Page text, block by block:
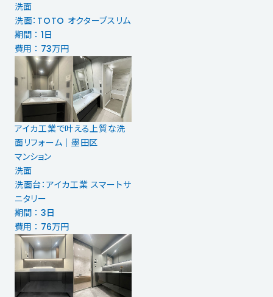
洗面
洗面：TOTO オクターブスリム
期間 ： 1日
費用 ： 73万円
アイカ工業で叶える上質な洗
面リフォーム｜墨田区
マンション
洗面
洗面台：アイカ工業 スマートサ
ニタリー
期間 ： 3日
費用 ： 76万円